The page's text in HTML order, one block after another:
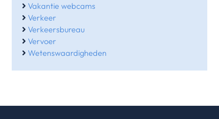
Vakantie webcams
Verkeer
Verkeersbureau
Vervoer
Wetenswaardigheden